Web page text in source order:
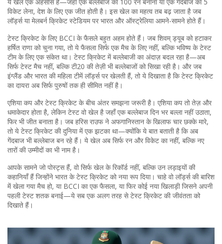
विकेट लेना, देश के लिए एक जीत होती है। इस खेल का महत्व तब बढ़ जाता है जब
लॉर्ड्स या मेलबर्न क्रिकेट स्टेडियम पर भारत और ऑस्ट्रेलिया आमने-सामने होते हैं।
टेस्ट क्रिकेट के लिए BCCI के फैसले बहुत अहम होते हैं। जब शिवम् ड्यूब को हटाकर
हर्षित राणा को चुना गया, तो ये फैसला सिर्फ एक मैच के लिए नहीं, बल्कि भविष्य के टेस्ट
टीम के लिए एक संकेत था। टेस्ट क्रिकेट में बल्लेबाजी का अंदाज़ बदल रहा है—अब
सिर्फ टेस्ट मैच नहीं, बल्कि टी20 की तेज़ी भी बल्लेबाजों को सिखा रही है। और जब
इंग्लैंड और भारत की महिला टीमें लॉर्ड्स पर खेलती हैं, तो ये दिखाता है कि टेस्ट क्रिकेट
का दायरा अब सिर्फ पुरुषों तक ही सीमित नहीं है।
एशिया कप और टेस्ट क्रिकेट के बीच अंतर समझना जरूरी है। एशिया कप तो तेज़ और
धमाकेदार होता है, लेकिन टेस्ट वो खेल है जहाँ एक बल्लेबाज दिन भर बल्ला नहीं उठाता,
फिर भी जीत बनाता है। जब हरिस राउफ ने अफगानिस्तान के खिलाफ चार छक्के मारे,
तो ये टेस्ट क्रिकेट की दुनिया में एक झटका था—क्योंकि ये बात बताती है कि अब
गेंदबाज भी बल्लेबाज बन रहे हैं। ये खेल अब सिर्फ रन और विकेट का नहीं, बल्कि नए
तारों की उम्मीदों का भी नाम है।
आपके सामने जो पोस्ट्स हैं, वो सिर्फ खेल के रिकॉर्ड नहीं, बल्कि उन लड़ाइयों की
कहानियाँ हैं जिन्होंने भारत के टेस्ट क्रिकेट को नया रूप दिया। चाहे वो लॉर्ड्स की बारिश
में खेला गया मैच हो, या BCCI का एक फैसला, या फिर कोई नया खिलाड़ी जिसने अपनी
पहली टेस्ट शतक बनाई—ये सब एक अलग तरह से टेस्ट क्रिकेट की जीवंतता को
दिखाते हैं।